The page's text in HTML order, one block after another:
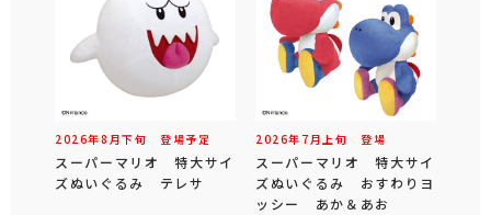
2026年8 月下旬 登場予定
スーパーマリオ 特大サイ
ズぬいぐるみ テレサ
2026年 7 月 上旬 登場
スーパーマリオ 特大サイ
ズぬいぐるみ おすわりヨ
ッシー あか＆あお